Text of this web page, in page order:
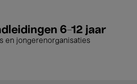
6-12 jaar
en jongerenorganisaties